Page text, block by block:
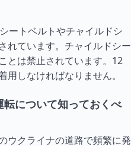
ートベルトやチャイルドシ
れています。チャイルドシー
とは禁止されています。12
しなければなりません。
について知っておくべ
ウクライナの道路で頻繁に発